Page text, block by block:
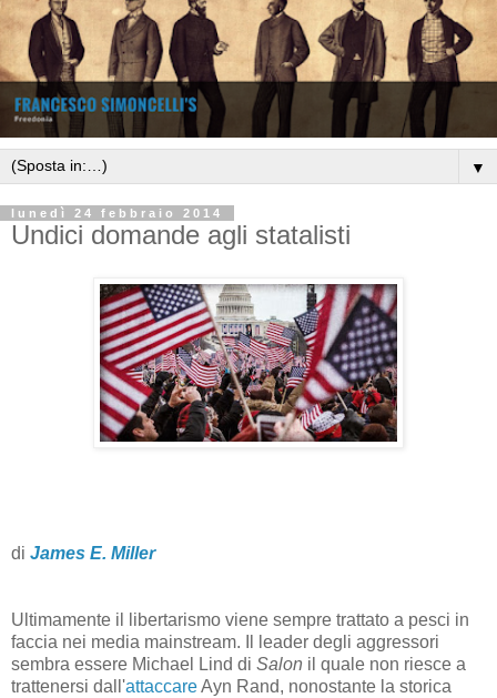
▼
lunedì 24 febbraio 2014
Undici domande agli statalisti
di James E. Miller
Ultimamente il libertarismo viene sempre trattato a pesci in
faccia nei media mainstream. Il leader degli aggressori
sembra essere Michael Lind di Salon il quale non riesce a
trattenersi dall'attaccareAyn Rand, nonostante la storica